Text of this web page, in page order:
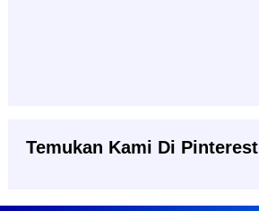
Temukan Kami Di Pinterest